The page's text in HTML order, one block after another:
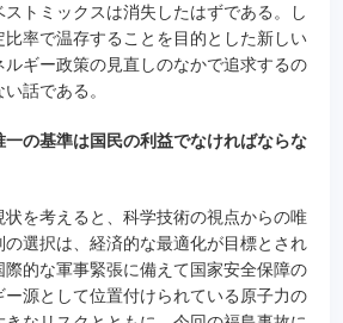
トミックスは消失したはずである。し
率で温存することを目的とした新しい
ギー政策の見直しのなかで追求するの
話である。
の基準は国民の利益でなければならな
を考えると、科学技術の視点からの唯
選択は、経済的な最適化が目標とされ
的な軍事緊張に備えて国家安全保障の
源として位置付けられている原子力の